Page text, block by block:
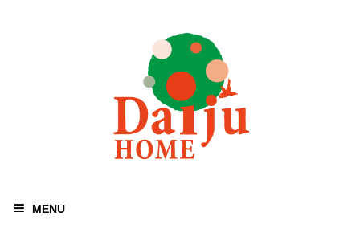
MENU